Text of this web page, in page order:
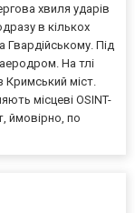
хвиля ударів
в кількох
Гвардійському. Під
На тлі
Кримський міст.
місцеві OSINT-
ймовірно, по